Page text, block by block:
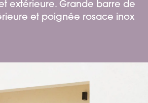
extérieure. Grande barre de
et poignée rosace inox